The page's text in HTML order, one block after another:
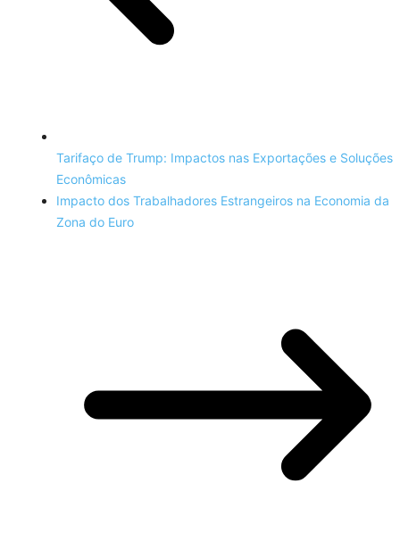
Tarifaço de Trump: Impactos nas Exportações e Soluções
Econômicas
Impacto dos Trabalhadores Estrangeiros na Economia da
Zona do Euro